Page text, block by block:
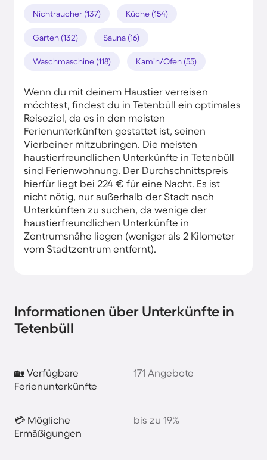
Nichtraucher (137) Küche (154)
Garten (132) Sauna (16)
Waschmaschine (118) Kamin/Ofen (55)
Wenn du mit deinem Haustier verreisen
möchtest, findest du in Tetenbüll ein optimales
Reiseziel, da es in den meisten
Ferienunterkünften gestattet ist, seinen
Vierbeiner mitzubringen. Die meisten
haustierfreundlichen Unterkünfte in Tetenbüll
sind Ferienwohnung. Der Durchschnittspreis
hierfür liegt bei 224 € für eine Nacht. Es ist
nicht nötig, nur außerhalb der Stadt nach
Unterkünften zu suchen, da wenige der
haustierfreundlichen Unterkünfte in
Zentrumsnähe liegen (weniger als 2 Kilometer
vom Stadtzentrum entfernt).
Informationen über Unterkünfte in
Tetenbüll
🏡 Verfügbare
Ferienunterkünfte
171 Angebote
💳 Mögliche
Ermäßigungen
bis zu 19%